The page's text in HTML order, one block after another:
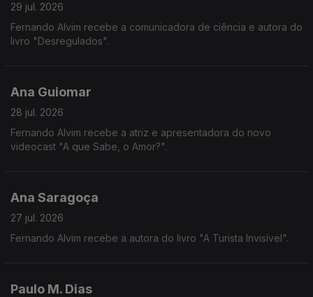
29 jul. 2026
Fernando Alvim recebe a comunicadora de ciência e autora do
livro "Desregulados".
Ana Guiomar
28 jul. 2026
Fernando Alvim recebe a atriz e apresentadora do novo
videocast "A que Sabe, o Amor?".
Ana Saragoça
27 jul. 2026
Fernando Alvim recebe a autora do livro "A Turista Invisível".
Paulo M. Dias